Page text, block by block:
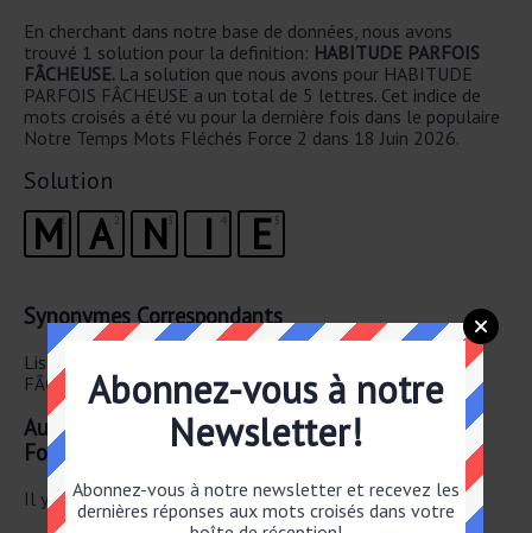
En cherchant dans notre base de données, nous avons
trouvé 1 solution pour la definition: HABITUDE PARFOIS
FÂCHEUSE. La solution que nous avons pour HABITUDE
PARFOIS FÂCHEUSE a un total de 5 lettres. Cet indice de
mots croisés a été vu pour la dernière fois dans le populaire
Notre Temps Mots Fléchés Force 2 dans 18 Juin 2026.
Solution
1
M 2
A 3
N 4
I 5
E
Synonymes Correspondants
Liste des synonymes possibles pour HABITUDE PARFOIS
FÂCHEUSE.
Autre 18 Juin 2026 Notre Temps Mots Fléchés
Force 2
Il y a un total de 29 mots croisés pour le 18 Juin 2026.
Abonnez-vous à notre
Newsletter!
Abonnez-vous à notre newsletter et recevez les
dernières réponses aux mots croisés dans votre